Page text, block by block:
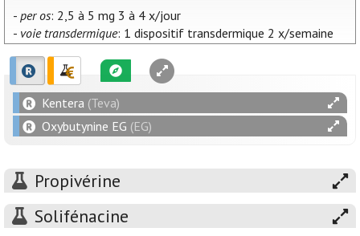
- per os: 2,5 à 5 mg 3 à 4 x/jour
- voie transdermique: 1 dispositif transdermique 2 x/semaine
Kentera (Teva)
Oxybutynine EG (EG)
Propivérine
Solifénacine